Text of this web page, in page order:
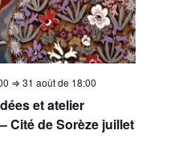
et atelier
Cité de Sorèze juillet
⇒31 août de 18:00